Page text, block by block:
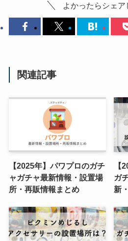
よかったらシェア
関連記事
【2025年】パワプロのガチ
ャガチャ最新情報・設置場
所・再販情報まとめ
【
ガ
新